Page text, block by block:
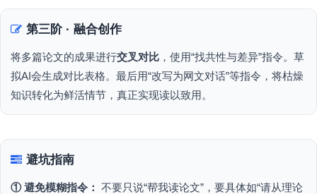
第三阶 · 融合创作
将多篇论文的成果进行交叉对比 ，使用“找共性与差异”指令。草
拟AI会生成对比表格。最后用“改写为网文对话”等指令，将枯燥
知识转化为鲜活情节，真正实现读以致用。
避坑指南
① 避免模糊指令： 不要只说“帮我读论文”，要具体如“请从理论